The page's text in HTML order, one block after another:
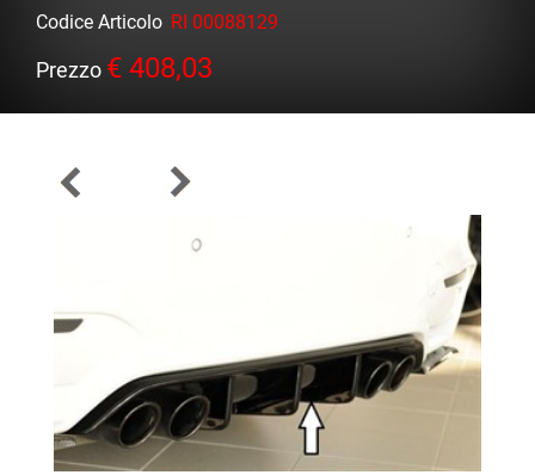
Codice Articolo RI 00088129
Prezzo € 408,03